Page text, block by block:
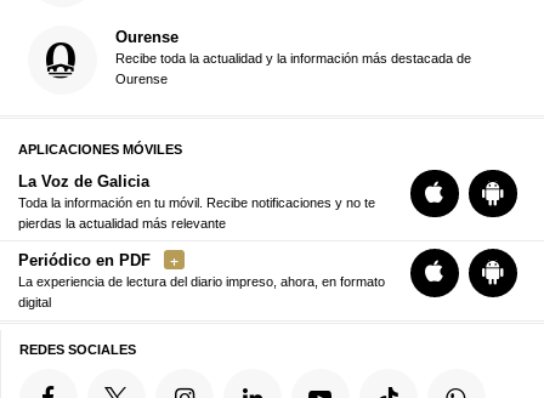
Ourense
Recibe toda la actualidad y la información más destacada de
Ourense
APLICACIONES MÓVILES
La Voz de Galicia
Toda la información en tu móvil. Recibe notificaciones y no te
pierdas la actualidad más relevante
Periódico en PDF
La experiencia de lectura del diario impreso, ahora, en formato
digital
REDES SOCIALES